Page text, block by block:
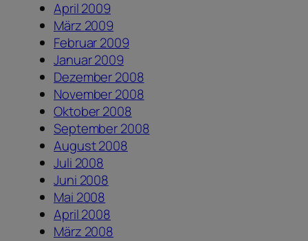
April 2009
März 2009
Februar 2009
Januar 2009
Dezember 2008
November 2008
Oktober 2008
September 2008
August 2008
Juli 2008
Juni 2008
Mai 2008
April 2008
März 2008